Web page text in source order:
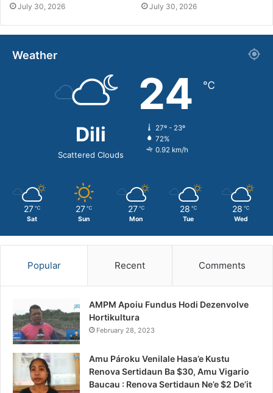
July 30, 2026 July 30, 2026
Weather
Dili
Scattered Clouds
24 ℃
27º - 23º
72%
0.92 km/h
27 ℃
Sat
27 ℃
Sun
27 ℃
Mon
28 ℃
Tue
28 ℃
Wed
Popular Recent Comments
AMPM Apoiu Fundus Hodi Dezenvolve
Hortikultura
February 28, 2023
Amu Pároku Venilale Hasa’e Kustu
Renova Sertidaun Ba $30, Amu Vigario
Baucau : Renova Sertidaun Ne’e $2 De’it